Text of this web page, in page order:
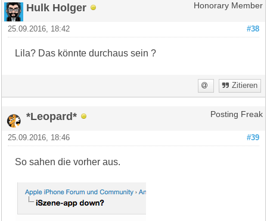
Hulk Holger Honorary Member
#38
25.09.2016, 18:42
Lila? Das könnte durchaus sein ?
Zitieren
*Leopard* Posting Freak
#39
25.09.2016, 18:46
So sahen die vorher aus.